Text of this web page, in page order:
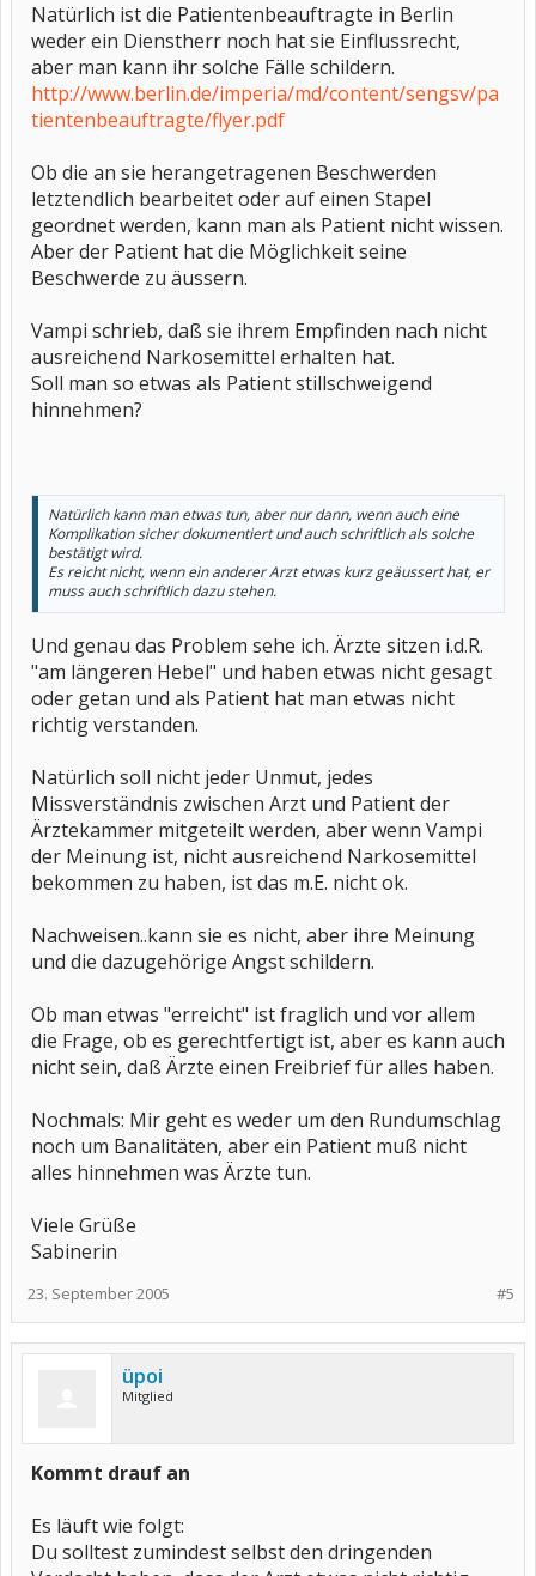
Natürlich ist die Patientenbeauftragte in Berlin
weder ein Dienstherr noch hat sie Einflussrecht,
aber man kann ihr solche Fälle schildern.
http://www.berlin.de/imperia/md/content/sengsv/pa
tientenbeauftragte/flyer.pdf
Ob die an sie herangetragenen Beschwerden
letztendlich bearbeitet oder auf einen Stapel
geordnet werden, kann man als Patient nicht wissen.
Aber der Patient hat die Möglichkeit seine
Beschwerde zu äussern.
Vampi schrieb, daß sie ihrem Empfinden nach nicht
ausreichend Narkosemittel erhalten hat.
Soll man so etwas als Patient stillschweigend
hinnehmen?
Natürlich kann man etwas tun, aber nur dann, wenn auch eine
Komplikation sicher dokumentiert und auch schriftlich als solche
bestätigt wird.
Es reicht nicht, wenn ein anderer Arzt etwas kurz geäussert hat, er
muss auch schriftlich dazu stehen.
Und genau das Problem sehe ich. Ärzte sitzen i.d.R.
"am längeren Hebel" und haben etwas nicht gesagt
oder getan und als Patient hat man etwas nicht
richtig verstanden.
Natürlich soll nicht jeder Unmut, jedes
Missverständnis zwischen Arzt und Patient der
Ärztekammer mitgeteilt werden, aber wenn Vampi
der Meinung ist, nicht ausreichend Narkosemittel
bekommen zu haben, ist das m.E. nicht ok.
Nachweisen..kann sie es nicht, aber ihre Meinung
und die dazugehörige Angst schildern.
Ob man etwas "erreicht" ist fraglich und vor allem
die Frage, ob es gerechtfertigt ist, aber es kann auch
nicht sein, daß Ärzte einen Freibrief für alles haben.
Nochmals: Mir geht es weder um den Rundumschlag
noch um Banalitäten, aber ein Patient muß nicht
alles hinnehmen was Ärzte tun.
Viele Grüße
Sabinerin
#5
23. September 2005
üpoi
Mitglied
Kommt drauf an
Es läuft wie folgt:
Du solltest zumindest selbst den dringenden